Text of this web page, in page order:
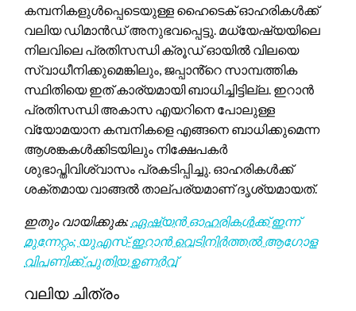
കമ്പനികളുൾപ്പെടെയുള്ള ഹൈടെക് ഓഹരികൾക്ക്
വലിയ ഡിമാൻഡ് അനുഭവപ്പെട്ടു. മധ്യേഷ്യയിലെ
നിലവിലെ പ്രതിസന്ധി ക്രൂഡ് ഓയിൽ വിലയെ
സ്വാധീനിക്കുമെങ്കിലും, ജപ്പാൻ്റെ സാമ്പത്തിക
സ്ഥിതിയെ ഇത് കാര്യമായി ബാധിച്ചിട്ടില്ല. ഇറാൻ
പ്രതിസന്ധി അകാസ എയറിനെ പോലുള്ള
വ്യോമയാന കമ്പനികളെ എങ്ങനെ ബാധിക്കുമെന്ന
ആശങ്കകൾക്കിടയിലും നിക്ഷേപകർ
ശുഭാപ്തിവിശ്വാസം പ്രകടിപ്പിച്ചു. ഓഹരികൾക്ക്
ശക്തമായ വാങ്ങൽ താല്പര്യമാണ് ദൃശ്യമായത്.
ഇതും വായിക്കുക: ഏഷ്യൻ ഓഹരികൾക്ക് ഇന്ന്
മുന്നേറ്റം; യുഎസ്-ഇറാൻ വെടിനിർത്തൽ ആഗോള
വിപണിക്ക് പുതിയ ഉണർവ്
വലിയ ചിത്രം